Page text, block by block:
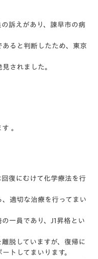
訴えがあり、諫早市の病
ると判断したため、東京
されました。
。
復にむけて化学療法を行
適切な治療を行ってまい
一員であり、J1昇格とい
脱していますが、復帰に
トしてまいります。